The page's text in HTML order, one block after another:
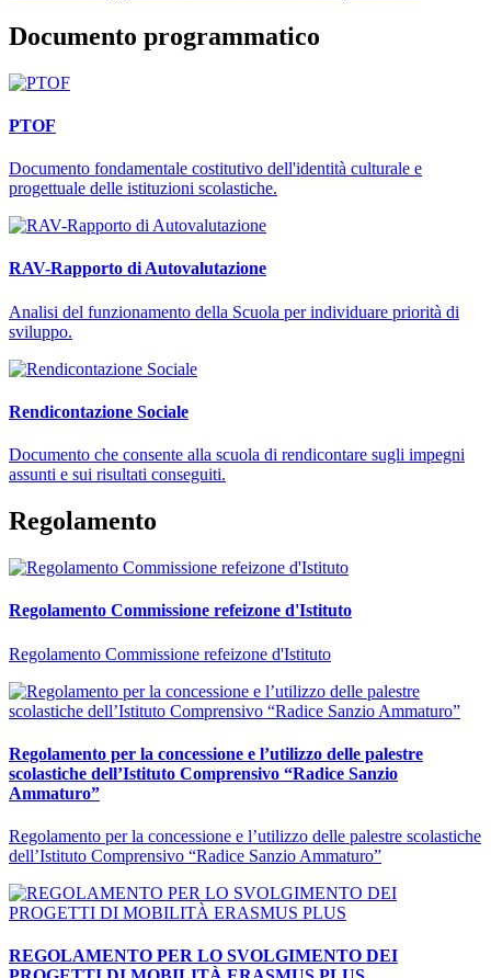
Documento programmatico
PTOF
Documento fondamentale costitutivo dell'identità culturale e
progettuale delle istituzioni scolastiche.
RAV-Rapporto di Autovalutazione
Analisi del funzionamento della Scuola per individuare priorità di
sviluppo.
Rendicontazione Sociale
Documento che consente alla scuola di rendicontare sugli impegni
assunti e sui risultati conseguiti.
Regolamento
Regolamento Commissione refeizone d'Istituto
Regolamento Commissione refeizone d'Istituto
Regolamento per la concessione e l’utilizzo delle palestre
scolastiche dell’Istituto Comprensivo “Radice Sanzio
Ammaturo”
Regolamento per la concessione e l’utilizzo delle palestre scolastiche
dell’Istituto Comprensivo “Radice Sanzio Ammaturo”
REGOLAMENTO PER LO SVOLGIMENTO DEI